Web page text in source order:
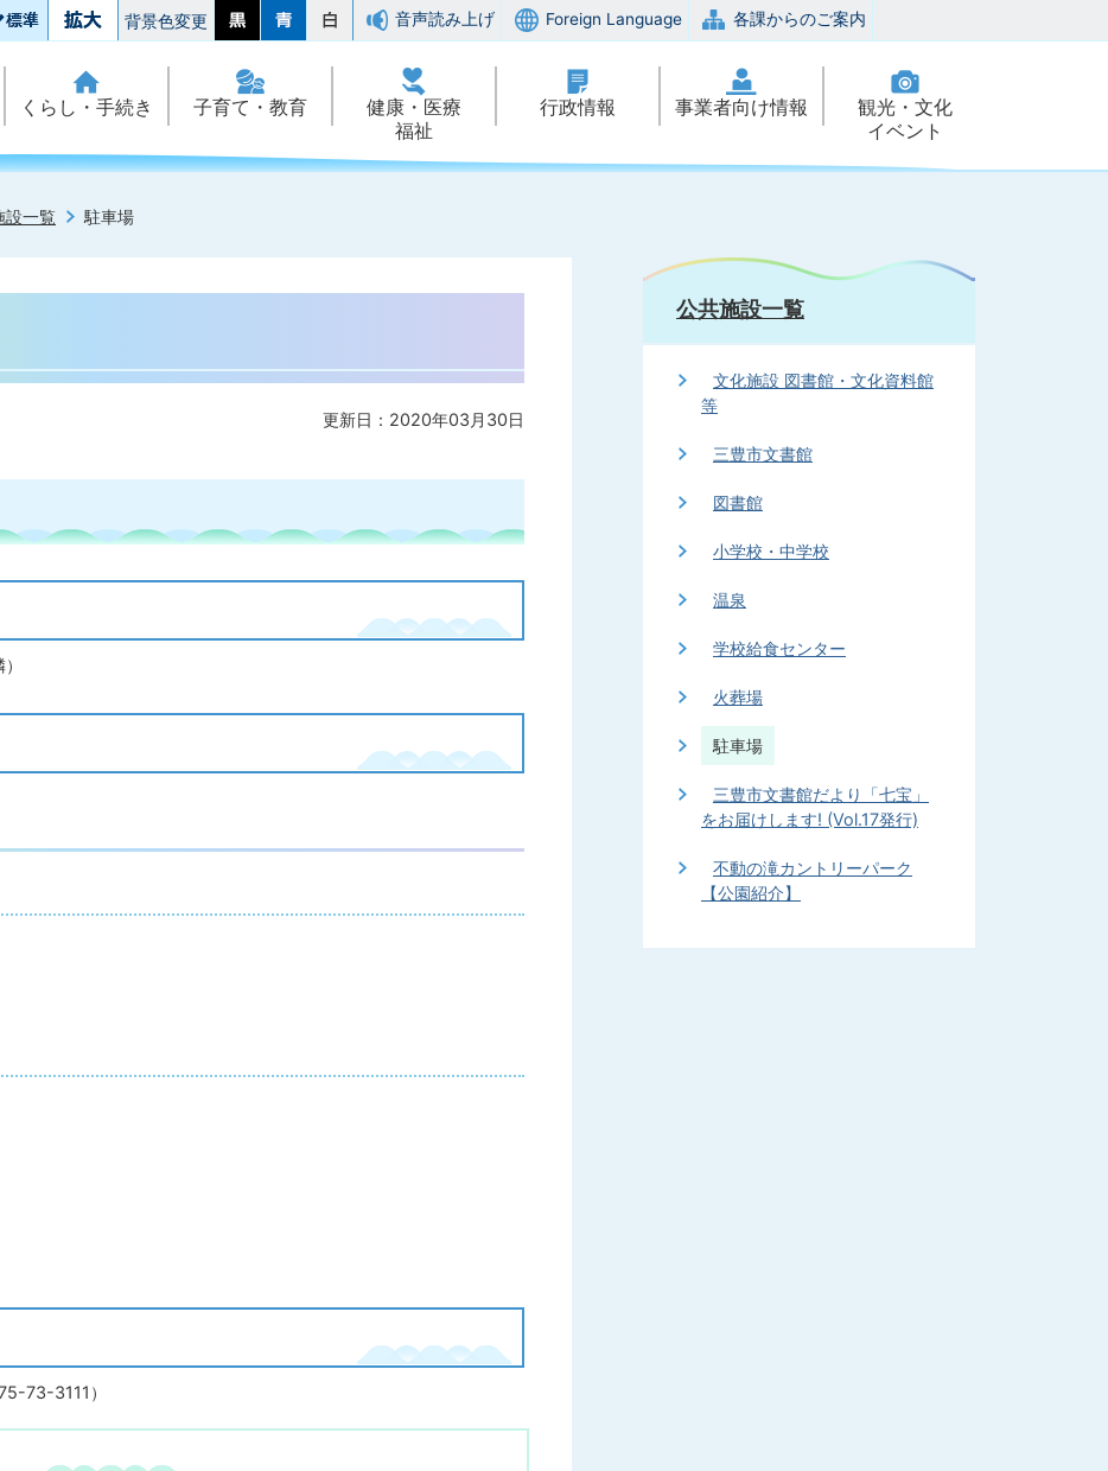
背景色変更 音声読み上げ Foreign Language 各課からのご案内
くらし・手続き 子育て・教育
健康・医療
福祉
行政情報 事業者向け情報
観光・文化
イベント
設一覧 駐車場
更新日：2020年03月30日
73-3111）
公共施設一覧
文化施設 図書館・文化資料館
等
三豊市文書館
図書館
小学校・中学校
温泉
学校給食センター
火葬場
駐車場
三豊市文書館だより「七宝」
をお届けします! (Vol.17発行)
不動の滝カントリーパーク
【公園紹介】